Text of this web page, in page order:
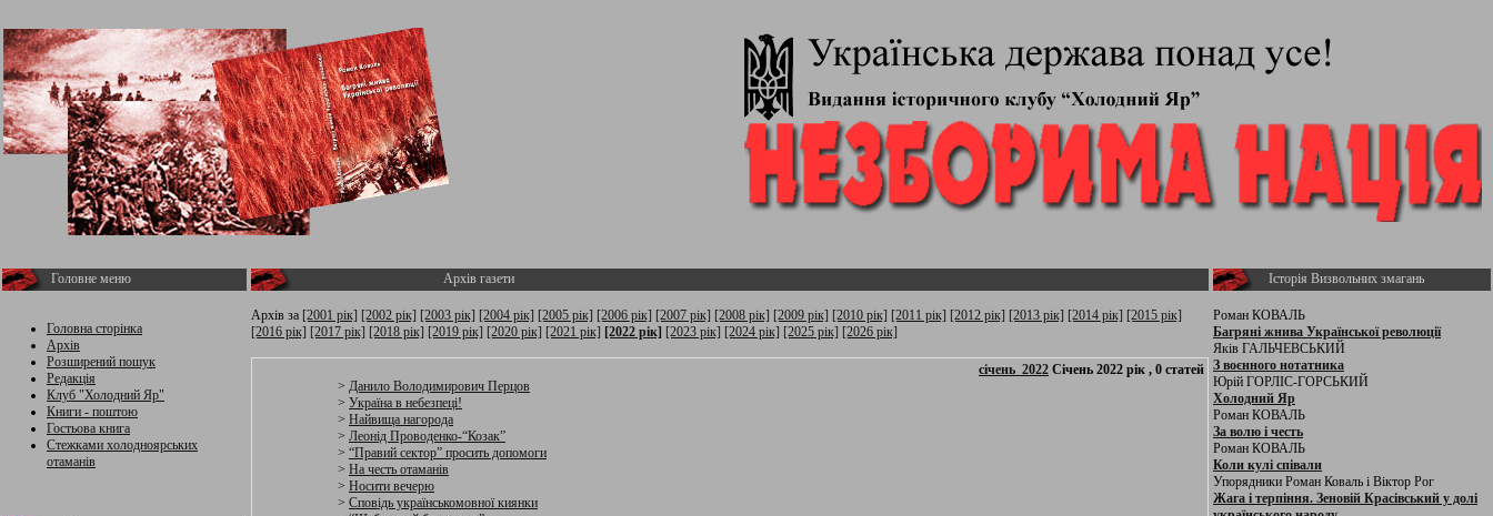
Головне меню
Головна сторінка
Архів
Розширений пошук
Редакція
Клуб "Холодний Яр"
Книги - поштою
Гостьова книга
Стежками холодноярських
отаманів
Архів газети
Архів за [2001 рік] [2002 рік] [2003 рік] [2004 рік] [2005 рік] [2006 рік] [2007 рік] [2008 рік] [2009 рік] [2010 рік] [2011 рік] [2012 рік] [2013 рік] [2014 рік] [2015 рік]
[2016 рік] [2017 рік] [2018 рік] [2019 рік] [2020 рік] [2021 рік] [2022 рік] [2023 рік] [2024 рік] [2025 рік] [2026 рік]
січень_2022 Січень 2022 рік , 0 статей
> Данило Володимирович Перцов
> Україна в небезпеці!
> Найвища нагорода
> Леонід Проводенко-“Козак”
> “Правий сектор” просить допомоги
> На честь отаманів
> Носити вечерю
> Сповідь українськомовної киянки
Історія Визвольних змагань
Роман КОВАЛЬ
Багряні жнива Української революції
Яків ГАЛЬЧЕВСЬКИЙ
З воєнного нотатника
Юрій ГОРЛІС-ГОРСЬКИЙ
Холодний Яр
Роман КОВАЛЬ
За волю і честь
Роман КОВАЛЬ
Коли кулі співали
Упорядники Роман Коваль і Віктор Рог
Жага і терпіння. Зеновій Красівський у долі